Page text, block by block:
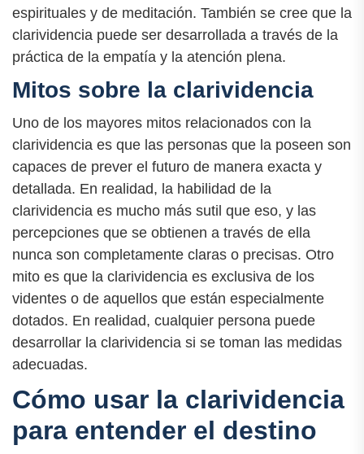
espirituales y de meditación. También se cree que la
clarividencia puede ser desarrollada a través de la
práctica de la empatía y la atención plena.
Mitos sobre la clarividencia
Uno de los mayores mitos relacionados con la
clarividencia es que las personas que la poseen son
capaces de prever el futuro de manera exacta y
detallada. En realidad, la habilidad de la
clarividencia es mucho más sutil que eso, y las
percepciones que se obtienen a través de ella
nunca son completamente claras o precisas. Otro
mito es que la clarividencia es exclusiva de los
videntes o de aquellos que están especialmente
dotados. En realidad, cualquier persona puede
desarrollar la clarividencia si se toman las medidas
adecuadas.
Cómo usar la clarividencia
para entender el destino